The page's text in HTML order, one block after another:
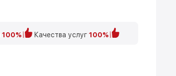
100% Качества услуг 100%